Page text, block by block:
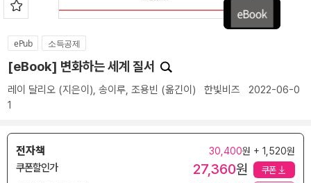
ePub 소득공제
[eBook] 변화하는 세계 질서
레이 달리오 (지은이), 송이루, 조용빈 (옮긴이) 한빛비즈 2022-06-0
1
전자책 30,400원 + 1,520원
쿠폰할인가 27,360원 쿠폰